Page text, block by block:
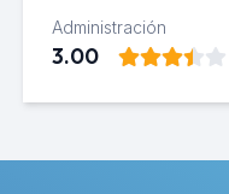
Administración
3.00